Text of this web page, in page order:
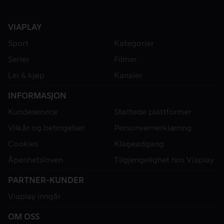
VIAPLAY
Sport
Kategorier
Serier
Filmer
Lei & kjøp
Kanaler
INFORMASJON
Kundeservice
Støttede plattformer
Vilkår og betingelser
Personvernerklæring
Cookies
Klageadgang
Åpenhetsloven
Tilgjengelighet hos Viaplay
PARTNER-KUNDER
Viaplay inngår
OM OSS